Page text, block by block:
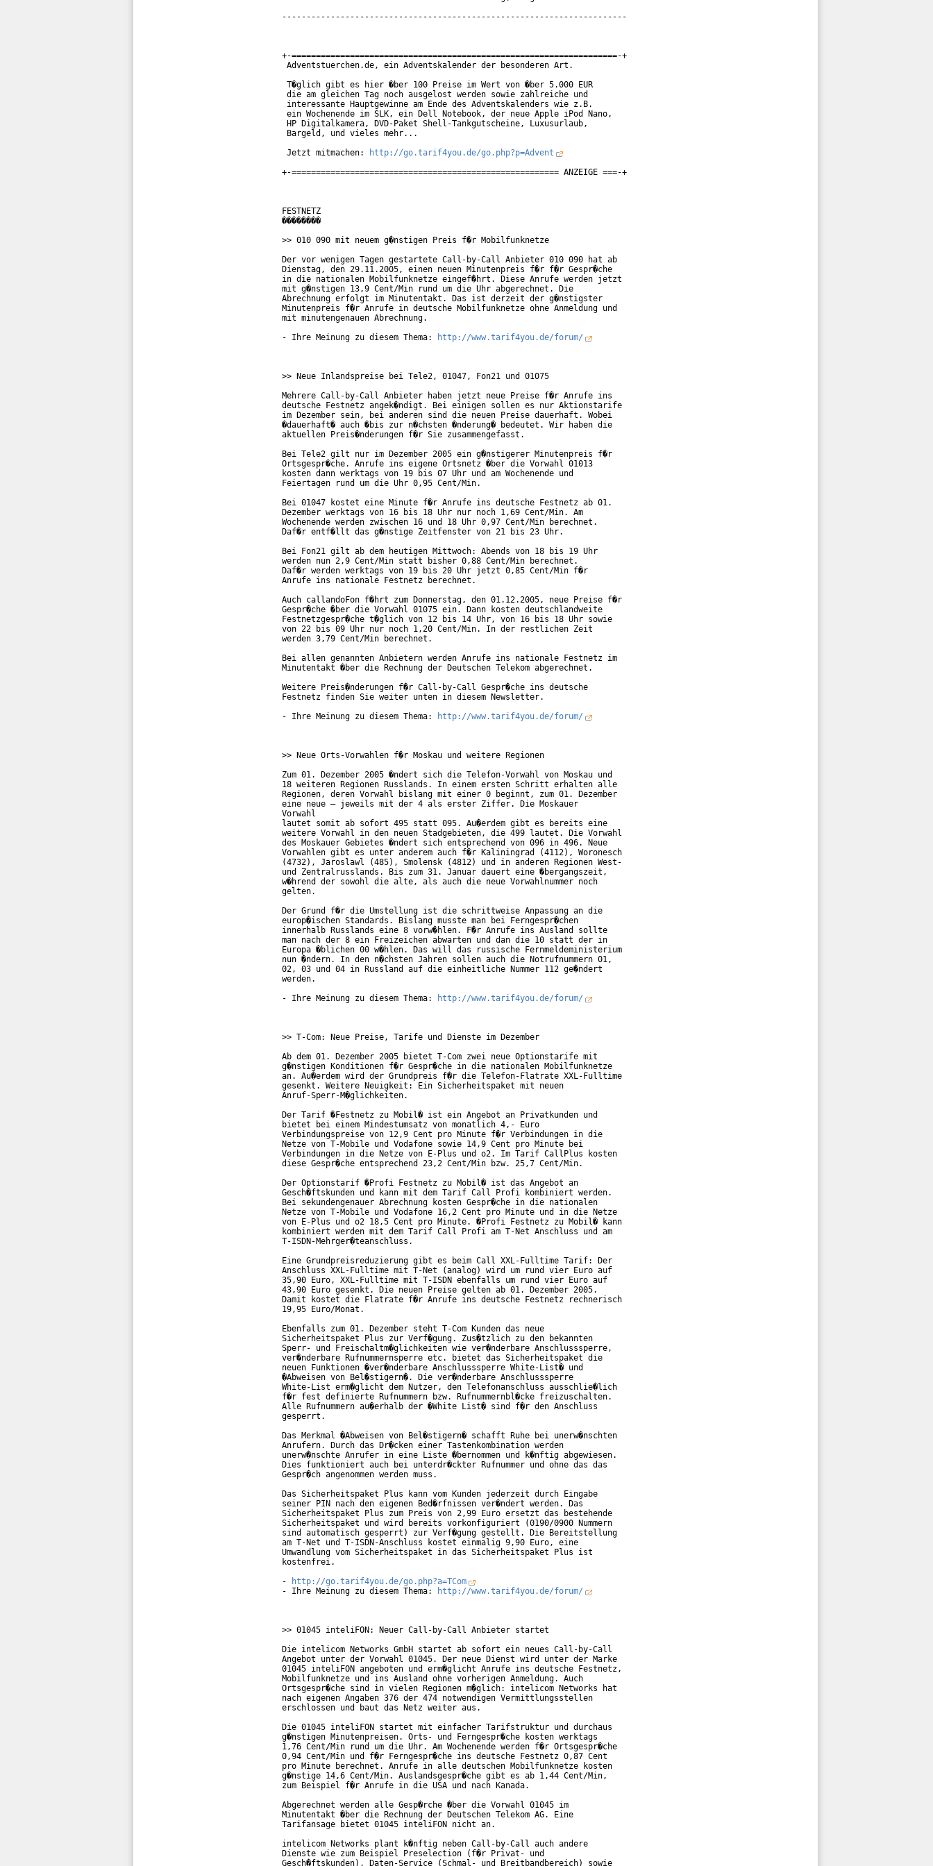
-----------------------------------------------------------------------
+-===================================================================-+
Adventstuerchen.de, ein Adventskalender der besonderen Art.
T�glich gibt es hier �ber 100 Preise im Wert von �ber 5.000 EUR
die am gleichen Tag noch ausgelost werden sowie zahlreiche und
interessante Hauptgewinne am Ende des Adventskalenders wie z.B.
ein Wochenende im SLK, ein Dell Notebook, der neue Apple iPod Nano,
HP Digitalkamera, DVD-Paket Shell-Tankgutscheine, Luxusurlaub,
Bargeld, und vieles mehr...
Jetzt mitmachen:
http://go.tarif4you.de/go.php?p=Advent
+-======================================================= ANZEIGE ===-+
FESTNETZ
��������
>> 010 090 mit neuem g�nstigen Preis f�r Mobilfunknetze
Der vor wenigen Tagen gestartete Call-by-Call Anbieter 010 090 hat ab
Dienstag, den 29.11.2005, einen neuen Minutenpreis f�r f�r Gespr�che
in die nationalen Mobilfunknetze eingef�hrt. Diese Anrufe werden jetzt
mit g�nstigen 13,9 Cent/Min rund um die Uhr abgerechnet. Die
Abrechnung erfolgt im Minutentakt. Das ist derzeit der g�nstigster
Minutenpreis f�r Anrufe in deutsche Mobilfunknetze ohne Anmeldung und
mit minutengenauen Abrechnung.
- Ihre Meinung zu diesem Thema:
http://www.tarif4you.de/forum/
>> Neue Inlandspreise bei Tele2, 01047, Fon21 und 01075
Mehrere Call-by-Call Anbieter haben jetzt neue Preise f�r Anrufe ins
deutsche Festnetz angek�ndigt. Bei einigen sollen es nur Aktionstarife
im Dezember sein, bei anderen sind die neuen Preise dauerhaft. Wobei
�dauerhaft� auch �bis zur n�chsten �nderung� bedeutet. Wir haben die
aktuellen Preis�nderungen f�r Sie zusammengefasst.
Bei Tele2 gilt nur im Dezember 2005 ein g�nstigerer Minutenpreis f�r
Ortsgespr�che. Anrufe ins eigene Ortsnetz �ber die Vorwahl 01013
kosten dann werktags von 19 bis 07 Uhr und am Wochenende und
Feiertagen rund um die Uhr 0,95 Cent/Min.
Bei 01047 kostet eine Minute f�r Anrufe ins deutsche Festnetz ab 01.
Dezember werktags von 16 bis 18 Uhr nur noch 1,69 Cent/Min. Am
Wochenende werden zwischen 16 und 18 Uhr 0,97 Cent/Min berechnet.
Daf�r entf�llt das g�nstige Zeitfenster von 21 bis 23 Uhr.
Bei Fon21 gilt ab dem heutigen Mittwoch: Abends von 18 bis 19 Uhr
werden nun 2,9 Cent/Min statt bisher 0,88 Cent/Min berechnet.
Daf�r werden werktags von 19 bis 20 Uhr jetzt 0,85 Cent/Min f�r
Anrufe ins nationale Festnetz berechnet.
Auch callandoFon f�hrt zum Donnerstag, den 01.12.2005, neue Preise f�r
Gespr�che �ber die Vorwahl 01075 ein. Dann kosten deutschlandweite
Festnetzgespr�che t�glich von 12 bis 14 Uhr, von 16 bis 18 Uhr sowie
von 22 bis 09 Uhr nur noch 1,20 Cent/Min. In der restlichen Zeit
werden 3,79 Cent/Min berechnet.
Bei allen genannten Anbietern werden Anrufe ins nationale Festnetz im
Minutentakt �ber die Rechnung der Deutschen Telekom abgerechnet.
Weitere Preis�nderungen f�r Call-by-Call Gespr�che ins deutsche
Festnetz finden Sie weiter unten in diesem Newsletter.
- Ihre Meinung zu diesem Thema:
http://www.tarif4you.de/forum/
>> Neue Orts-Vorwahlen f�r Moskau und weitere Regionen
Zum 01. Dezember 2005 �ndert sich die Telefon-Vorwahl von Moskau und
18 weiteren Regionen Russlands. In einem ersten Schritt erhalten alle
Regionen, deren Vorwahl bislang mit einer 0 beginnt, zum 01. Dezember
eine neue – jeweils mit der 4 als erster Ziffer. Die Moskauer
Vorwahl
lautet somit ab sofort 495 statt 095. Au�erdem gibt es bereits eine
weitere Vorwahl in den neuen Stadgebieten, die 499 lautet. Die Vorwahl
des Moskauer Gebietes �ndert sich entsprechend von 096 in 496. Neue
Vorwahlen gibt es unter anderem auch f�r Kaliningrad (4112), Woronesch
(4732), Jaroslawl (485), Smolensk (4812) und in anderen Regionen West-
und Zentralrusslands. Bis zum 31. Januar dauert eine �bergangszeit,
w�hrend der sowohl die alte, als auch die neue Vorwahlnummer noch
gelten.
Der Grund f�r die Umstellung ist die schrittweise Anpassung an die
europ�ischen Standards. Bislang musste man bei Ferngespr�chen
innerhalb Russlands eine 8 vorw�hlen. F�r Anrufe ins Ausland sollte
man nach der 8 ein Freizeichen abwarten und dan die 10 statt der in
Europa �blichen 00 w�hlen. Das will das russische Fernmeldeministerium
nun �ndern. In den n�chsten Jahren sollen auch die Notrufnummern 01,
02, 03 und 04 in Russland auf die einheitliche Nummer 112 ge�ndert
werden.
- Ihre Meinung zu diesem Thema:
http://www.tarif4you.de/forum/
>> T-Com: Neue Preise, Tarife und Dienste im Dezember
Ab dem 01. Dezember 2005 bietet T-Com zwei neue Optionstarife mit
g�nstigen Konditionen f�r Gespr�che in die nationalen Mobilfunknetze
an. Au�erdem wird der Grundpreis f�r die Telefon-Flatrate XXL-Fulltime
gesenkt. Weitere Neuigkeit: Ein Sicherheitspaket mit neuen
Anruf-Sperr-M�glichkeiten.
Der Tarif �Festnetz zu Mobil� ist ein Angebot an Privatkunden und
bietet bei einem Mindestumsatz von monatlich 4,- Euro
Verbindungspreise von 12,9 Cent pro Minute f�r Verbindungen in die
Netze von T-Mobile und Vodafone sowie 14,9 Cent pro Minute bei
Verbindungen in die Netze von E-Plus und o2. Im Tarif CallPlus kosten
diese Gespr�che entsprechend 23,2 Cent/Min bzw. 25,7 Cent/Min.
Der Optionstarif �Profi Festnetz zu Mobil� ist das Angebot an
Gesch�ftskunden und kann mit dem Tarif Call Profi kombiniert werden.
Bei sekundengenauer Abrechnung kosten Gespr�che in die nationalen
Netze von T-Mobile und Vodafone 16,2 Cent pro Minute und in die Netze
von E-Plus und o2 18,5 Cent pro Minute. �Profi Festnetz zu Mobil� kann
kombiniert werden mit dem Tarif Call Profi am T-Net Anschluss und am
T-ISDN-Mehrger�teanschluss.
Eine Grundpreisreduzierung gibt es beim Call XXL-Fulltime Tarif: Der
Anschluss XXL-Fulltime mit T-Net (analog) wird um rund vier Euro auf
35,90 Euro, XXL-Fulltime mit T-ISDN ebenfalls um rund vier Euro auf
43,90 Euro gesenkt. Die neuen Preise gelten ab 01. Dezember 2005.
Damit kostet die Flatrate f�r Anrufe ins deutsche Festnetz rechnerisch
19,95 Euro/Monat.
Ebenfalls zum 01. Dezember steht T-Com Kunden das neue
Sicherheitspaket Plus zur Verf�gung. Zus�tzlich zu den bekannten
Sperr- und Freischaltm�glichkeiten wie ver�nderbare Anschlusssperre,
ver�nderbare Rufnummernsperre etc. bietet das Sicherheitspaket die
neuen Funktionen �ver�nderbare Anschlusssperre White-List� und
�Abweisen von Bel�stigern�. Die ver�nderbare Anschlusssperre
White-List erm�glicht dem Nutzer, den Telefonanschluss ausschlie�lich
f�r fest definierte Rufnummern bzw. Rufnummernbl�cke freizuschalten.
Alle Rufnummern au�erhalb der �White List� sind f�r den Anschluss
gesperrt.
Das Merkmal �Abweisen von Bel�stigern� schafft Ruhe bei unerw�nschten
Anrufern. Durch das Dr�cken einer Tastenkombination werden
unerw�nschte Anrufer in eine Liste �bernommen und k�nftig abgewiesen.
Dies funktioniert auch bei unterdr�ckter Rufnummer und ohne das das
Gespr�ch angenommen werden muss.
Das Sicherheitspaket Plus kann vom Kunden jederzeit durch Eingabe
seiner PIN nach den eigenen Bed�rfnissen ver�ndert werden. Das
Sicherheitspaket Plus zum Preis von 2,99 Euro ersetzt das bestehende
Sicherheitspaket und wird bereits vorkonfiguriert (0190/0900 Nummern
sind automatisch gesperrt) zur Verf�gung gestellt. Die Bereitstellung
am T-Net und T-ISDN-Anschluss kostet einmalig 9,90 Euro, eine
Umwandlung vom Sicherheitspaket in das Sicherheitspaket Plus ist
kostenfrei.
-
http://go.tarif4you.de/go.php?a=TCom
- Ihre Meinung zu diesem Thema:
http://www.tarif4you.de/forum/
>> 01045 inteliFON: Neuer Call-by-Call Anbieter startet
Die intelicom Networks GmbH startet ab sofort ein neues Call-by-Call
Angebot unter der Vorwahl 01045. Der neue Dienst wird unter der Marke
01045 inteliFON angeboten und erm�glicht Anrufe ins deutsche Festnetz,
Mobilfunknetze und ins Ausland ohne vorherigen Anmeldung. Auch
Ortsgespr�che sind in vielen Regionen m�glich: intelicom Networks hat
nach eigenen Angaben 376 der 474 notwendigen Vermittlungsstellen
erschlossen und baut das Netz weiter aus.
Die 01045 inteliFON startet mit einfacher Tarifstruktur und durchaus
g�nstigen Minutenpreisen. Orts- und Ferngespr�che kosten werktags
1,76 Cent/Min rund um die Uhr. Am Wochenende werden f�r Ortsgespr�che
0,94 Cent/Min und f�r Ferngespr�che ins deutsche Festnetz 0,87 Cent
pro Minute berechnet. Anrufe in alle deutschen Mobilfunknetze kosten
g�nstige 14,6 Cent/Min. Auslandsgespr�che gibt es ab 1,44 Cent/Min,
zum Beispiel f�r Anrufe in die USA und nach Kanada.
Abgerechnet werden alle Gesp�rche �ber die Vorwahl 01045 im
Minutentakt �ber die Rechnung der Deutschen Telekom AG. Eine
Tarifansage bietet 01045 inteliFON nicht an.
intelicom Networks plant k�nftig neben Call-by-Call auch andere
Dienste wie zum Beispiel Preselection (f�r Privat- und
Gesch�ftskunden), Daten-Service (Schmal- und Breitbandbereich) sowie